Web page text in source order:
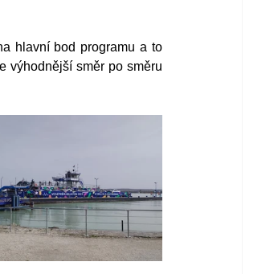
hlavní bod programu a to
výhodnější směr po směru